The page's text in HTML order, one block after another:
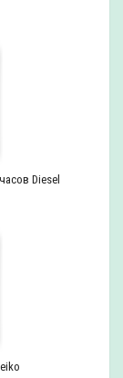
Diesel